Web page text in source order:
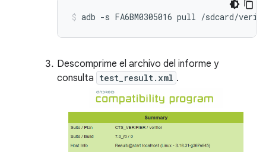
Descomprime el archivo del informe y
consulta test_result.xml .